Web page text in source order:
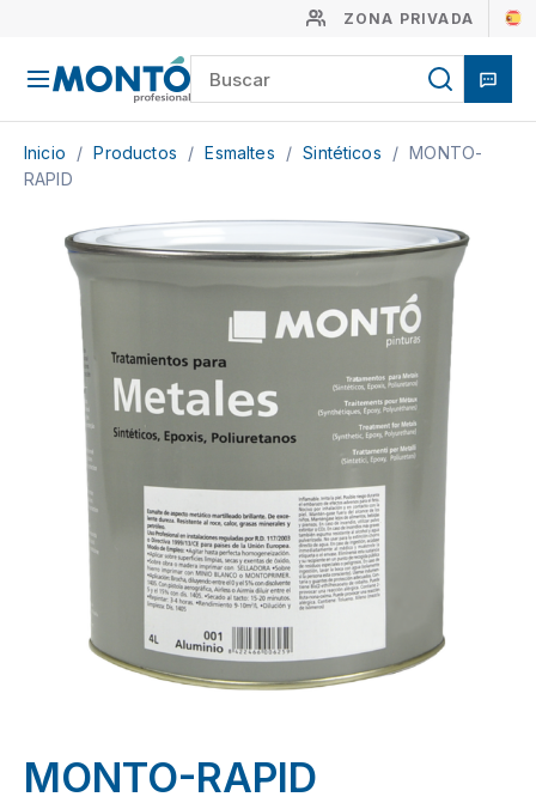
ZONA PRIVADA
Inicio / Productos / Esmaltes / Sintéticos / MONTO-
RAPID
MONTO-RAPID